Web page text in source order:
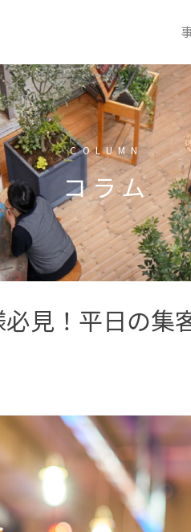
COLUMN
コラム
見！平日の集